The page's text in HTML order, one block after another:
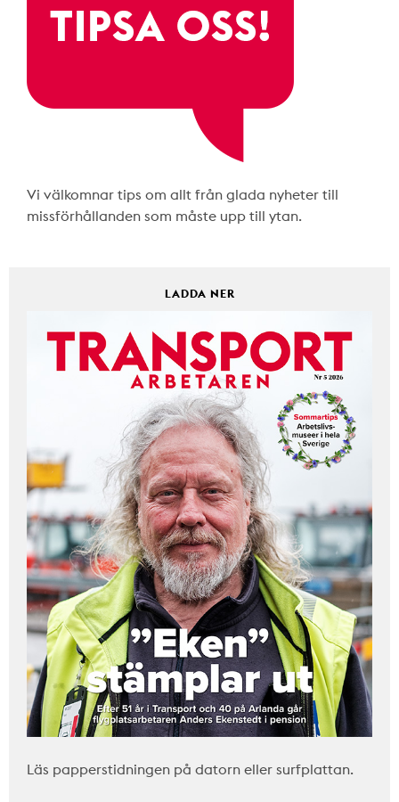
Vi välkomnar tips om allt från glada nyheter till
missförhållanden som måste upp till ytan.
LADDA NER
Läs papperstidningen på datorn eller surfplattan.